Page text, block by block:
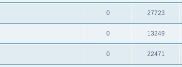
0 27723
0 13249
0 22471